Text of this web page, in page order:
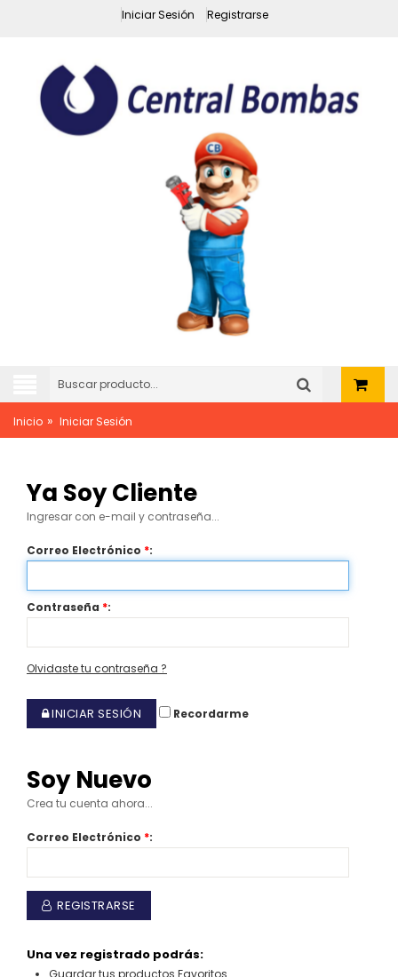
Iniciar Sesión Registrarse
Inicio » Iniciar Sesión
Ya Soy Cliente
Ingresar con e-mail y contraseña...
Correo Electrónico *:
Contraseña *:
Olvidaste tu contraseña ?
INICIAR SESIÓN Recordarme
Soy Nuevo
Crea tu cuenta ahora...
Correo Electrónico *:
REGISTRARSE
Una vez registrado podrás:
Guardar tus productos Favoritos